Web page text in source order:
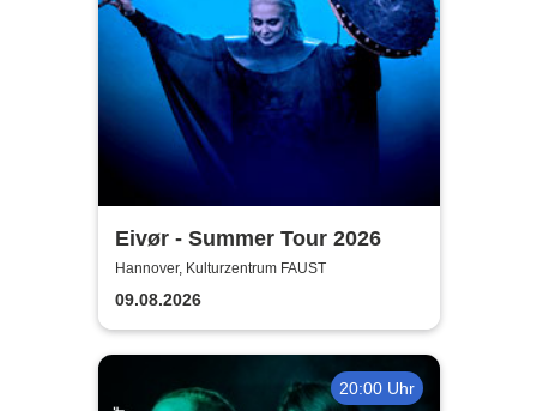
Eivør - Summer Tour 2026
Hannover, Kulturzentrum FAUST
09.08.2026
20:00 Uhr